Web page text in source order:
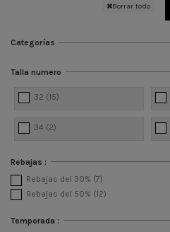
Borrar todo
Categorías
Talla numero
32 (15)
34 (2)
Rebajas :
Rebajas del 30% (7)
Rebajas del 50% (12)
Temporada :